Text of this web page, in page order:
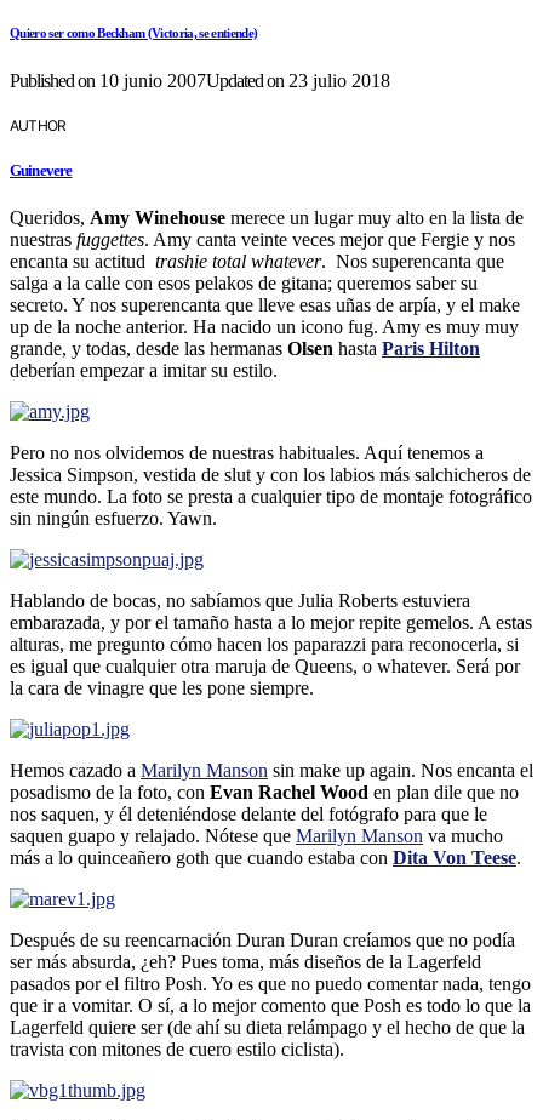
Quiero ser como Beckham (Victoria, se entiende)
Published on10 junio 2007Updated on23 julio 2018
AUTHOR
Guinevere
Queridos, Amy Winehouse merece un lugar muy alto en la lista de
nuestras fuggettes. Amy canta veinte veces mejor que Fergie y nos
encanta su actitud trashie total whatever. Nos superencanta que
salga a la calle con esos pelakos de gitana; queremos saber su
secreto. Y nos superencanta que lleve esas uñas de arpí­a, y el make
up de la noche anterior. Ha nacido un icono fug. Amy es muy muy
grande, y todas, desde las hermanas Olsen hasta Paris Hilton
deberí­an empezar a imitar su estilo.
Pero no nos olvidemos de nuestras habituales. Aquí­ tenemos a
Jessica Simpson, vestida de slut y con los labios más salchicheros de
este mundo. La foto se presta a cualquier tipo de montaje fotográfico
sin ningún esfuerzo. Yawn.
Hablando de bocas, no sabí­amos que Julia Roberts estuviera
embarazada, y por el tamaño hasta a lo mejor repite gemelos. A estas
alturas, me pregunto cómo hacen los paparazzi para reconocerla, si
es igual que cualquier otra maruja de Queens, o whatever. Será por
la cara de vinagre que les pone siempre.
Hemos cazado a Marilyn Manson sin make up again. Nos encanta el
posadismo de la foto, con Evan Rachel Wood en plan dile que no
nos saquen, y él deteniéndose delante del fotógrafo para que le
saquen guapo y relajado. Nótese que Marilyn Manson va mucho
más a lo quinceañero goth que cuando estaba con Dita Von Teese.
Después de su reencarnación Duran Duran creí­amos que no podí­a
ser más absurda, ¿eh? Pues toma, más diseños de la Lagerfeld
pasados por el filtro Posh. Yo es que no puedo comentar nada, tengo
que ir a vomitar. O sí­, a lo mejor comento que Posh es todo lo que la
Lagerfeld quiere ser (de ahí­ su dieta relámpago y el hecho de que la
travista con mitones de cuero estilo ciclista).